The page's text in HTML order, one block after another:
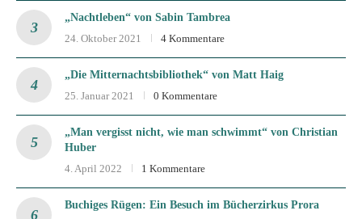
„Nachtleben“ von Sabin Tambrea
24. Oktober 2021
4 Kommentare
„Die Mitternachtsbibliothek“ von Matt Haig
25. Januar 2021
0 Kommentare
„Man vergisst nicht, wie man schwimmt“ von Christian
Huber
4. April 2022
1 Kommentare
Buchiges Rügen: Ein Besuch im Bücherzirkus Prora